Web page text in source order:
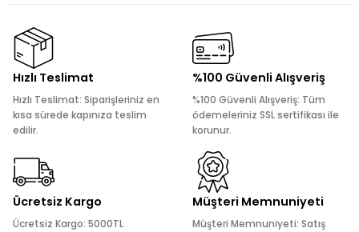
kullanarak tarafımıza iletebilirsiniz.
Görüş ve önerileriniz için teşekkür ederiz.
Ürün resmi kalitesiz, bozuk veya görüntülenemiyor.
Ürün bilgilerinde hatalar bulunuyor.
Ürün fiyatı diğer sitelerden daha pahalı.
Bu ürüne benzer farklı alternatifler olmalı.
Hızlı Teslimat
Hızlı Teslimat: Siparişleriniz en
kısa sürede kapınıza teslim
edilir.
%100 Güvenli Alışveriş
%100 Güvenli Alışveriş: Tüm
ödemeleriniz SSL sertifikası ile
korunur.
Ücretsiz Kargo
Ücretsiz Kargo: 5000TL
Müşteri Memnuniyeti
Müşteri Memnuniyeti: Satış